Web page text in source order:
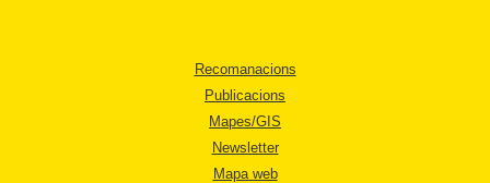
Recomanacions
Publicacions
Mapes/GIS
Newsletter
Mapa web